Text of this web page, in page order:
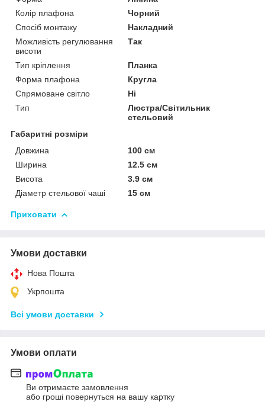
Колір плафона
Чорний
Спосіб монтажу
Накладний
Можливість регулювання
висоти
Так
Тип кріплення
Планка
Форма плафона
Кругла
Спрямоване світло
Ні
Тип
Люстра/Світильник
стельовий
Габаритні розміри
Довжина
100 см
Ширина
12.5 см
Висота
3.9 см
Діаметр стельової чаші
15 см
Приховати
Умови доставки
Нова Пошта
Укрпошта
Всі умови доставки
Умови оплати
Ви отримаєте замовлення
або гроші повернуться на вашу картку